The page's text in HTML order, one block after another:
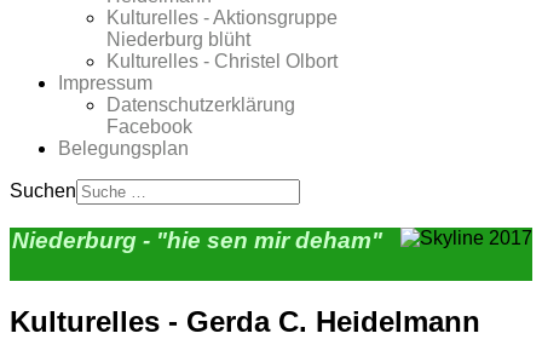
Kulturelles - Aktionsgruppe
Niederburg blüht
Kulturelles - Christel Olbort
Impressum
Datenschutzerklärung
Facebook
Belegungsplan
Suchen
Niederburg - "hie sen mir deham"
Kulturelles - Gerda C. Heidelmann